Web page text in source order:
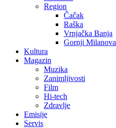
Region
Čačak
Raška
Vrnjačka Banja
Gornji
Kultura
Magazin
Muzika
Zanimljivosti
Film
Hi-tech
Zdravlje
Emisije
Servis